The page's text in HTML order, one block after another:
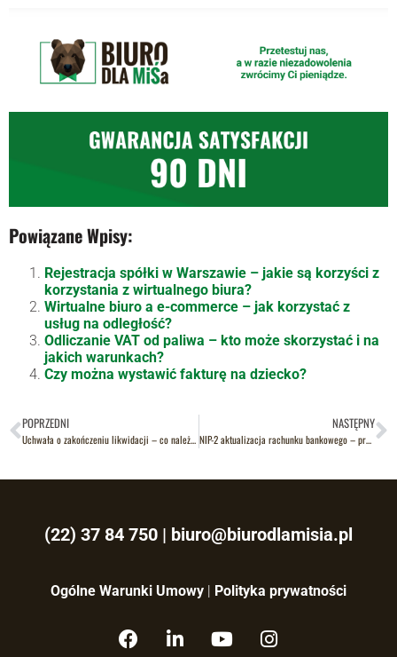
Powiązane Wpisy:
Rejestracja spółki w Warszawie – jakie są korzyści z
korzystania z wirtualnego biura?
Wirtualne biuro a e-commerce – jak korzystać z
usług na odległość?
Odliczanie VAT od paliwa – kto może skorzystać i na
jakich warunkach?
Czy można wystawić fakturę na dziecko?
POPRZEDNI
Uchwała o zakończeniu likwidacji – co należy o niej wiedzieć?
NASTĘPNY
NIP-2 aktualizacja rachunku bankowego – praktyczne wskazówki dla firm
(22) 37 84 750 | biuro@biurodlamisia.pl
Ogólne Warunki Umowy | Polityka prywatności